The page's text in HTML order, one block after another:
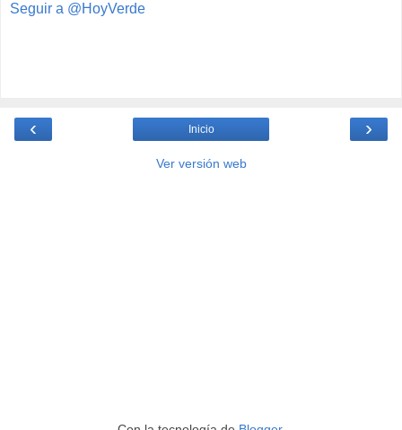
Seguir a @HoyVerde
‹ ›
Inicio
Ver versión web